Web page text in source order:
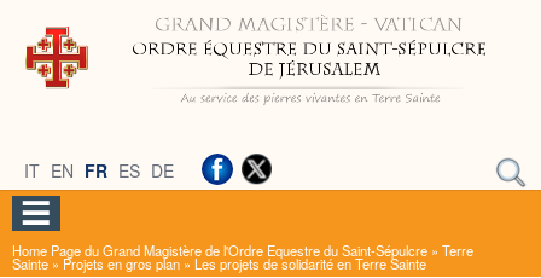
IT EN FR ES DE
Home Page du Grand Magistère de l'Ordre Equestre du Saint-Sépulcre » Terre
Sainte » Projets en gros plan » Les projets de solidarité en Terre Sainte